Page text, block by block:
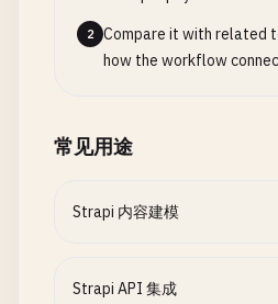
2
Compare it with related
how the workflow
常见用途
Strapi 内容建模
Strapi API 集成